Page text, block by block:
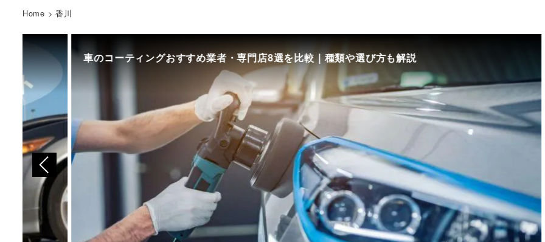
Home >香川
車のコーティングおすすめ業者・専門店8選を比較｜種類や選び方も解説